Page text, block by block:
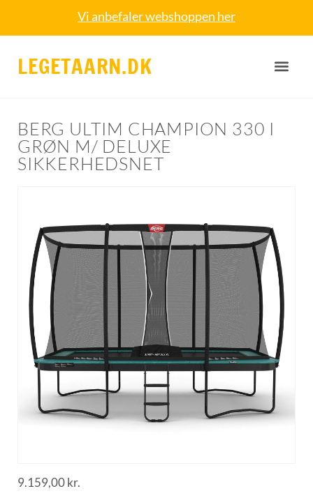
Vi anbefaler webshoppen her
LEGETAARN.DK
BERG ULTIM CHAMPION 330 I
GRØN M/ DELUXE
SIKKERHEDSNET
9.159,00kr.